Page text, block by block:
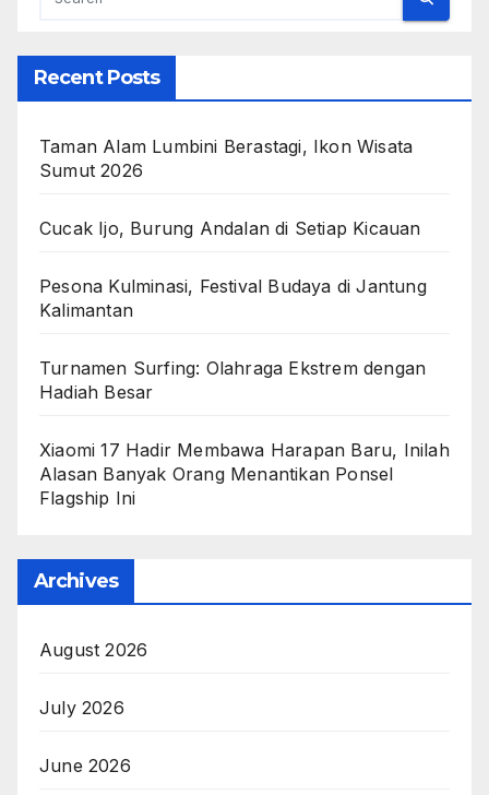
Recent Posts
Taman Alam Lumbini Berastagi, Ikon Wisata
Sumut 2026
Cucak Ijo, Burung Andalan di Setiap Kicauan
Pesona Kulminasi, Festival Budaya di Jantung
Kalimantan
Turnamen Surfing: Olahraga Ekstrem dengan
Hadiah Besar
Xiaomi 17 Hadir Membawa Harapan Baru, Inilah
Alasan Banyak Orang Menantikan Ponsel
Flagship Ini
Archives
August 2026
July 2026
June 2026